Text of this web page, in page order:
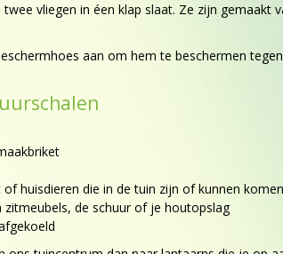
vliegen in éen klap slaat. Ze zijn gemaakt
aan om hem te beschermen
huisdieren die in de tuin zijn of kunnen komen
de schuur of je houtopslag